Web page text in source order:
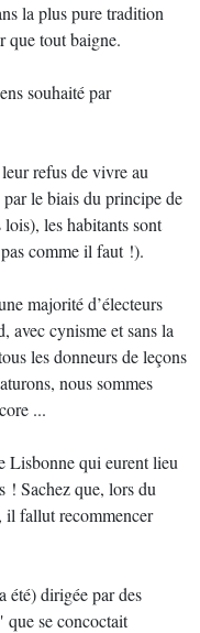
la plus pure tradition
que tout baigne.
souhaité par
refus de vivre au
le biais du principe de
les habitants sont
comme il faut !).
majorité d’électeurs
avec cynisme et sans la
les donneurs de leçons
nous sommes
...
Lisbonne qui eurent lieu
! Sachez que, lors du
il fallut recommencer
été) dirigée par des
que se concoctait